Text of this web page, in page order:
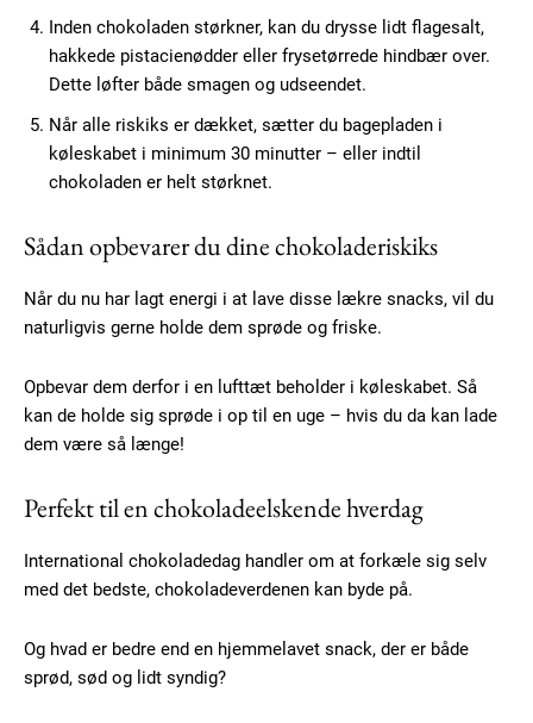
Member full access
100DKK / year
Etiam est nibh, lobortis sit
Ut mollis pellentesque tortor
Nullam eu erat condimentum
Donec quis est ac felis
Inden chokoladen størkner, kan du drysse lidt flagesalt,
hakkede pistacienødder eller frysetørrede hindbær over.
Dette løfter både smagen og udseendet.
Når alle riskiks er dækket, sætter du bagepladen i
køleskabet i minimum 30 minutter – eller indtil
chokoladen er helt størknet.
Sådan opbevarer du dine chokoladeriskiks
Når du nu har lagt energi i at lave disse lækre snacks, vil du
naturligvis gerne holde dem sprøde og friske.
Opbevar dem derfor i en lufttæt beholder i køleskabet. Så
kan de holde sig sprøde i op til en uge – hvis du da kan lade
dem være så længe!
Perfekt til en chokoladeelskende hverdag
International chokoladedag handler om at forkæle sig selv
med det bedste, chokoladeverdenen kan byde på.
Og hvad er bedre end en hjemmelavet snack, der er både
sprød, sød og lidt syndig?